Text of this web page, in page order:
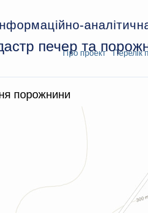
печер та
Про проект Перелік
порожнини